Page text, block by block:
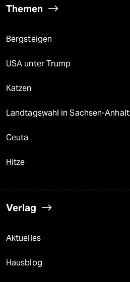
Themen
Bergsteigen
USA unter Trump
Katzen
Landtagswahl in Sachsen-Anhalt
Ceuta
Hitze
Verlag
Aktuelles
Hausblog